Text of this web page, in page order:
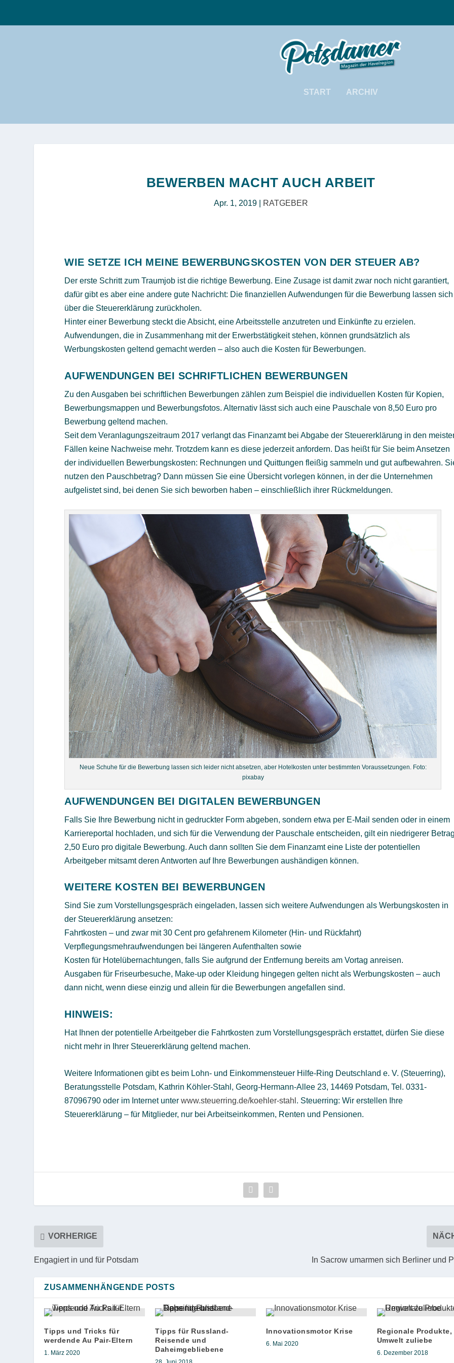
START ARCHIV
BEWERBEN MACHT AUCH ARBEIT
Apr. 1, 2019| RATGEBER
WIE SETZE ICH MEINE BEWERBUNGSKOSTEN VON DER STEUER AB?
Der erste Schritt zum Traumjob ist die richtige Bewerbung. Eine Zusage ist damit zwar noch nicht garantiert,
dafür gibt es aber eine andere gute Nachricht: Die finanziellen Aufwendungen für die Bewerbung lassen sich
über die Steuererklärung zurückholen.
Hinter einer Bewerbung steckt die Absicht, eine Arbeitsstelle anzutreten und Einkünfte zu erzielen.
Aufwendungen, die in Zusammenhang mit der Erwerbstätigkeit stehen, können grundsätzlich als
Werbungskosten geltend gemacht werden – also auch die Kosten für Bewerbungen.
AUFWENDUNGEN BEI SCHRIFTLICHEN BEWERBUNGEN
Zu den Ausgaben bei schriftlichen Bewerbungen zählen zum Beispiel die individuellen Kosten für Kopien,
Bewerbungsmappen und Bewerbungsfotos. Alternativ lässt sich auch eine Pauschale von 8,50 Euro pro
Bewerbung geltend machen.
Seit dem Veranlagungszeitraum 2017 verlangt das Finanzamt bei Abgabe der Steuererklärung in den
Fällen keine Nachweise mehr. Trotzdem kann es diese jederzeit anfordern. Das heißt für Sie beim Ansetzen
der individuellen Bewerbungskosten: Rechnungen und Quittungen fleißig sammeln und gut aufbewahren.
nutzen den Pauschbetrag? Dann müssen Sie eine Übersicht vorlegen können, in der die Unternehmen
aufgelistet sind, bei denen Sie sich beworben haben – einschließlich ihrer Rückmeldungen.
Neue Schuhe für die Bewerbung lassen sich leider nicht absetzen, aber Hotelkosten unter bestimmten Voraussetzungen. Foto:
pixabay
AUFWENDUNGEN BEI DIGITALEN BEWERBUNGEN
Falls Sie Ihre Bewerbung nicht in gedruckter Form abgeben, sondern etwa per E-Mail senden oder in einem
Karriereportal hochladen, und sich für die Verwendung der Pauschale entscheiden, gilt ein niedrigerer
2,50 Euro pro digitale Bewerbung. Auch dann sollten Sie dem Finanzamt eine Liste der potentiellen
Arbeitgeber mitsamt deren Antworten auf Ihre Bewerbungen aushändigen können.
WEITERE KOSTEN BEI BEWERBUNGEN
Sind Sie zum Vorstellungsgespräch eingeladen, lassen sich weitere Aufwendungen als Werbungskosten in
der Steuererklärung ansetzen:
Fahrtkosten – und zwar mit 30 Cent pro gefahrenem Kilometer (Hin- und Rückfahrt)
Verpflegungsmehraufwendungen bei längeren Aufenthalten sowie
Kosten für Hotelübernachtungen, falls Sie aufgrund der Entfernung bereits am Vortag anreisen.
Ausgaben für Friseurbesuche, Make-up oder Kleidung hingegen gelten nicht als Werbungskosten – auch
dann nicht, wenn diese einzig und allein für die Bewerbungen angefallen sind.
HINWEIS:
Hat Ihnen der potentielle Arbeitgeber die Fahrtkosten zum Vorstellungsgespräch erstattet, dürfen Sie diese
nicht mehr in Ihrer Steuererklärung geltend machen.
Weitere Informationen gibt es beim Lohn- und Einkommensteuer Hilfe-Ring Deutschland e. V. (Steuerring),
Beratungsstelle Potsdam, Kathrin Köhler-Stahl, Georg-Hermann-Allee 23, 14469 Potsdam, Tel. 0331-
87096790 oder im Internet unter www.steuerring.de/koehler-stahl . Steuerring: Wir erstellen Ihre
Steuererklärung – für Mitglieder, nur bei Arbeitseinkommen, Renten und Pensionen.
VORHERIGE
Engagiert in und für Potsdam In Sacrow umarmen sich Berliner und
ZUSAMMENHÄNGENDE POSTS
Tipps und Tricks für
werdende Au Pair-Eltern
1. März 2020
Tipps für Russland-
Reisende und
Daheimgebliebene
Innovationsmotor Krise
6. Mai 2020
Regionale Produkte,
Umwelt zuliebe
6. Dezember 2018